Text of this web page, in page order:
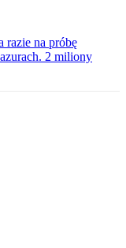
razie na próbę
2 miliony